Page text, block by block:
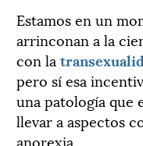
Estamos en un
arrinconan a la
con la
pero sí esa
una patología que
llevar a aspectos
anorexia.